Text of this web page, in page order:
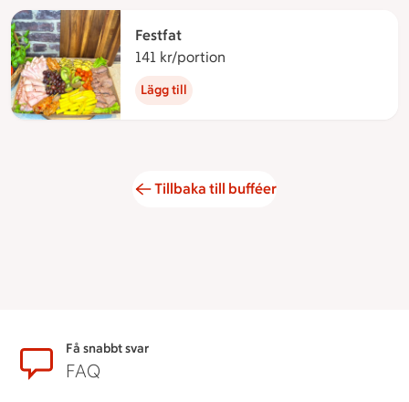
Festfat
141 kr/portion
Lägg till
Tillbaka till bufféer
SidfotFå snabbt svar
FAQ